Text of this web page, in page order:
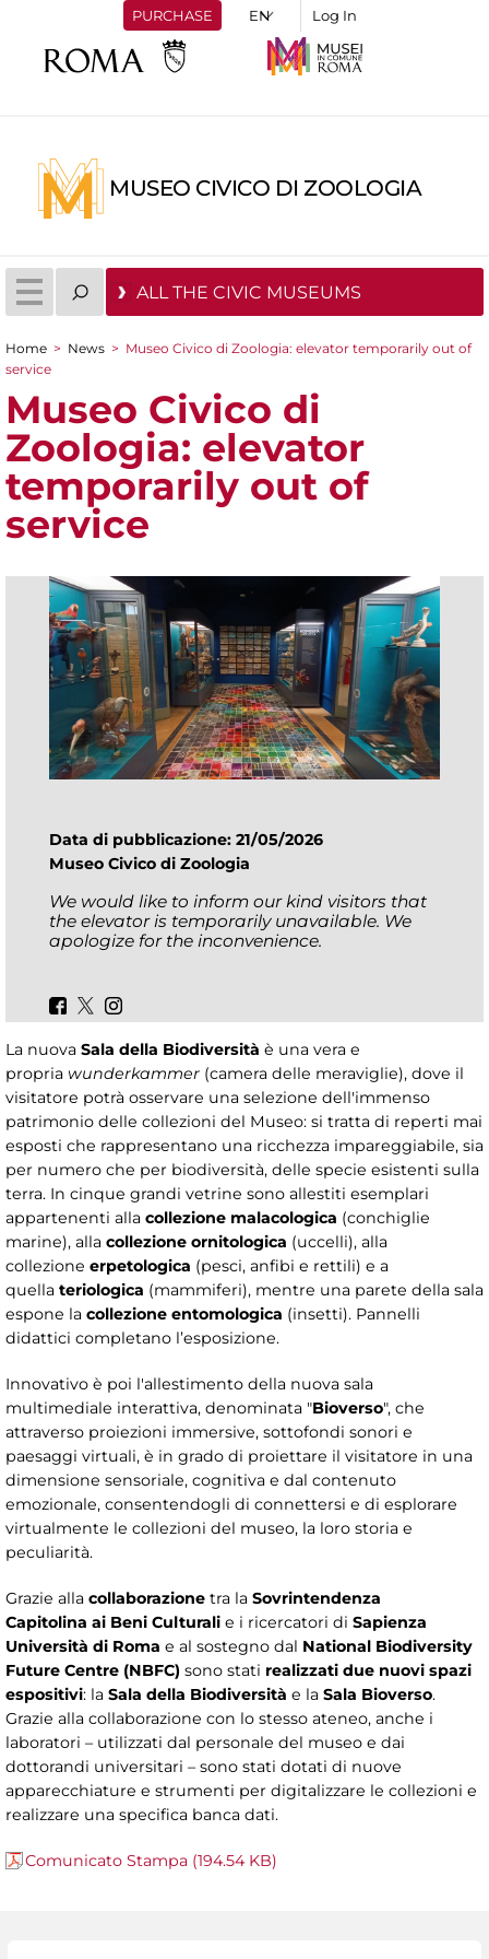
PURCHASE Log In
MUSEO CIVICO DI ZOOLOGIA
ALL THE CIVIC MUSEUMS
You are here
Home > News > Museo Civico di Zoologia: elevator temporarily out of
service
Museo Civico di
Zoologia: elevator
temporarily out of
service
Data di pubblicazione: 21/05/2026
Museo Civico di Zoologia
We would like to inform our kind visitors that
the elevator is temporarily unavailable. We
apologize for the inconvenience.
La nuova Sala della Biodiversità è una vera e
propria wunderkammer (camera delle meraviglie), dove il
visitatore potrà osservare una selezione dell'immenso
patrimonio delle collezioni del Museo: si tratta di reperti mai
esposti che rappresentano una ricchezza impareggiabile, sia
per numero che per biodiversità, delle specie esistenti sulla
terra. In cinque grandi vetrine sono allestiti esemplari
appartenenti alla collezione malacologica (conchiglie
marine), alla collezione ornitologica (uccelli), alla
collezione erpetologica (pesci, anfibi e rettili) e a
quella teriologica (mammiferi), mentre una parete della sala
espone la collezione entomologica (insetti). Pannelli
didattici completano l’esposizione.
Innovativo è poi l'allestimento della nuova sala
multimediale interattiva, denominata "Bioverso", che
attraverso proiezioni immersive, sottofondi sonori e
paesaggi virtuali, è in grado di proiettare il visitatore in una
dimensione sensoriale, cognitiva e dal contenuto
emozionale, consentendogli di connettersi e di esplorare
virtualmente le collezioni del museo, la loro storia e
peculiarità.
Grazie alla collaborazione tra la Sovrintendenza
Capitolina ai Beni Culturali e i ricercatori di Sapienza
Università di Roma e al sostegno dal National Biodiversity
Future Centre (NBFC) sono stati realizzati due nuovi spazi
espositivi: la Sala della Biodiversità e la Sala Bioverso.
Grazie alla collaborazione con lo stesso ateneo, anche i
laboratori – utilizzati dal personale del museo e dai
dottorandi universitari – sono stati dotati di nuove
apparecchiature e strumenti per digitalizzare le collezioni e
realizzare una specifica banca dati.
Comunicato Stampa (194.54 KB)